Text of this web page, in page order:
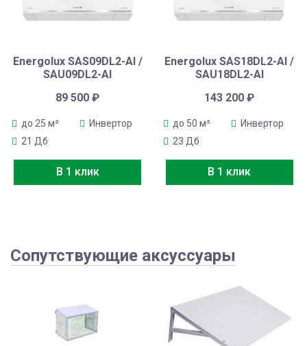
Energolux SAS09DL2-AI /
SAU09DL2-AI
89 500₽
до 25 м²
Инвертор
21 Дб
В 1 клик
Energolux SAS18DL2-AI /
SAU18DL2-AI
143 200₽
до 50 м²
Инвертор
23 Дб
В 1 клик
Сопутствующие аксуссуары